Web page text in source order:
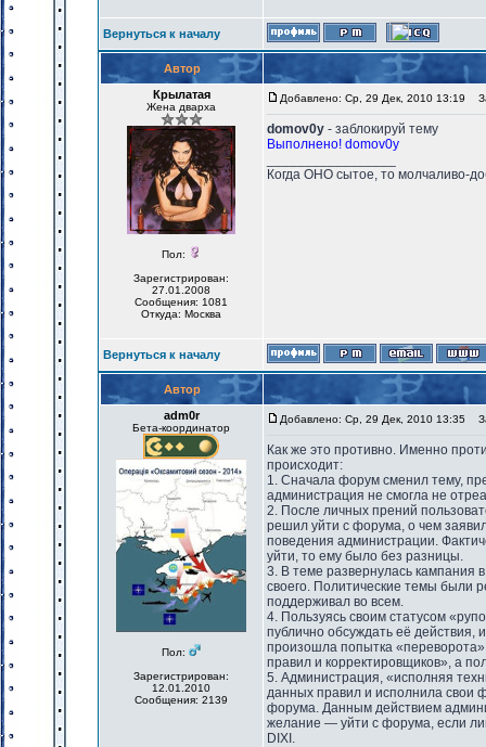
Вернуться к началу
Автор
Крылатая
Жена дварха
Пол:
Зарегистрирован:
27.01.2008
Сообщения: 1081
Откуда: Москва
Добавлено: Ср, 29 Дек, 2010 13:19
domov0y - заблокируй тему
Выполнено! domov0y
Когда ОНО сытое, то молчаливо-
Вернуться к началу
Автор
adm0r
Бета-координатор
Пол:
Зарегистрирован:
12.01.2010
Сообщения: 2139
Добавлено: Ср, 29 Дек, 2010 13:35
Как же это противно. Именно
происходит:
1. Сначала форум сменил тему,
администрация не смогла не
2. После личных прений
решил уйти с форума, о чем
поведения администрации.
уйти, то ему было без разницы.
3. В теме развернулась кампания
своего. Политические темы были
поддерживал во всем.
4. Пользуясь своим статусом
публично обсуждать её действия,
произошла попытка
правил и корректировщиков», а
5. Администрация, «исполняя
данных правил и исполнила свои
форума. Данным действием
желание — уйти с форума, если
DIXI.